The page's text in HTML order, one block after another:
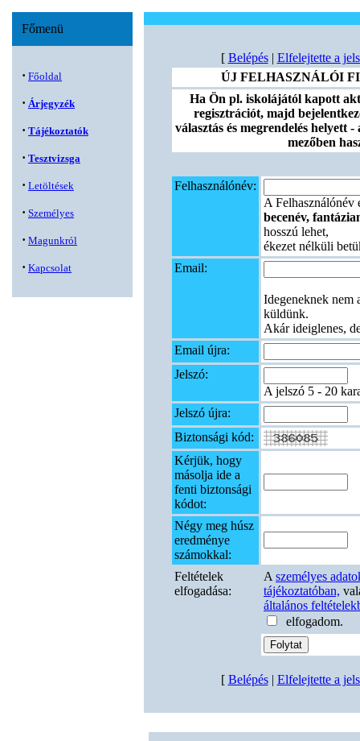
Főmenü
· Főoldal
· Árjegyzék
· Tájékoztatók
· Tesztvizsga
· Letöltések
· Személyes
· Magunkról
· Kapcsolat
[ Belépés| Elfelejtette a
ÚJ FELHASZNÁLÓI
Ha Ön pl. iskolájától kapott
regisztrációt, majd
választás és megrendelés helyett
mezőben
Felhasználónév:
A Felhasználónév
becenév,
hosszú lehet,
ékezet nélküli
Email:
Idegeneknek nem
küldünk.
Akár ideiglenes,
Email újra:
Jelszó:
A jelszó 5 - 20
Jelszó újra:
Biztonsági kód:
Kérjük, hogy
másolja ide a
fenti biztonsági
kódot:
Négy meg húsz
eredménye
számokkal:
Feltételek
elfogadása:
A személyes
tájékoztatóban,
általános
elfogadom.
[ Belépés| Elfelejtette a